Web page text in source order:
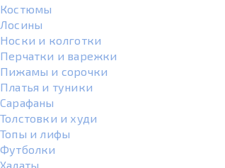
Костюмы
Лосины
Носки и колготки
Перчатки и варежки
Пижамы и сорочки
Платья и туники
Сарафаны
Толстовки и худи
Топы и лифы
Футболки
Халаты